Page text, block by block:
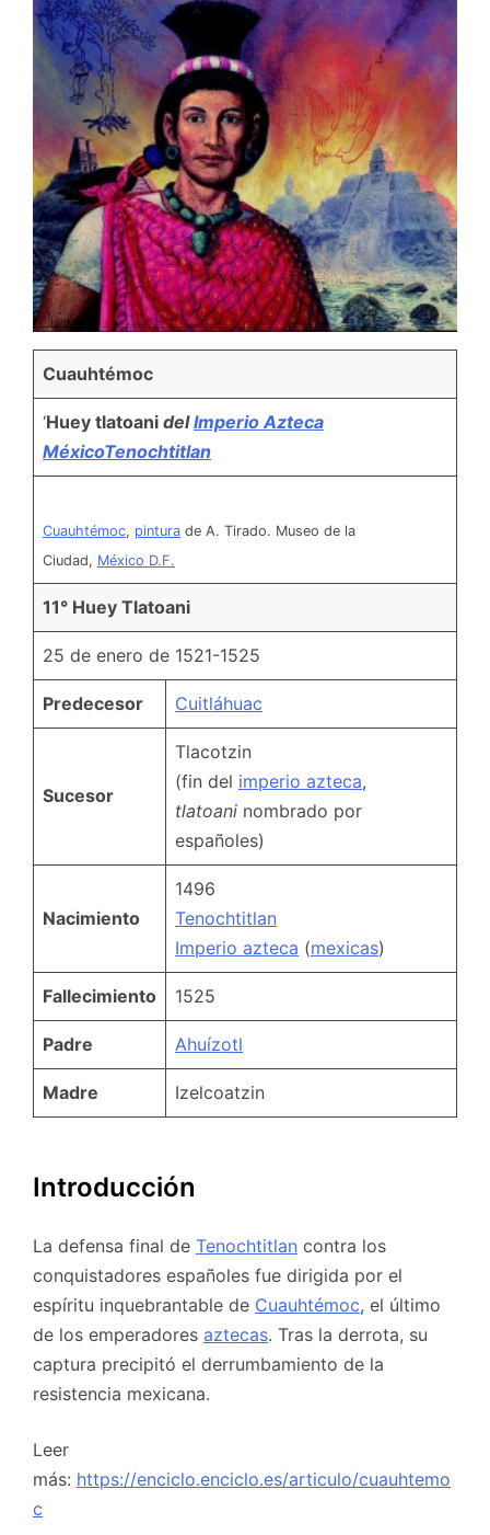
Cuauhtémoc
‘Huey tlatoani delImperio Azteca
MéxicoTenochtitlan
Cuauhtémoc, pintura de A. Tirado. Museo de la
Ciudad, México D.F.
11° Huey Tlatoani
25 de enero de 1521-1525
Predecesor Cuitláhuac
Sucesor
Tlacotzin
(fin del imperio azteca,
tlatoani nombrado por
españoles)
Nacimiento
1496
Tenochtitlan
Imperio azteca (mexicas)
Fallecimiento 1525
Padre Ahuízotl
Madre Izelcoatzin
Introducción
La defensa final de Tenochtitlan contra los
conquistadores españoles fue dirigida por el
espíritu inquebrantable de Cuauhtémoc, el último
de los emperadores aztecas. Tras la derrota, su
captura precipitó el derrumbamiento de la
resistencia mexicana.
Leer
más: https://enciclo.enciclo.es/articulo/cuauhtemo
c